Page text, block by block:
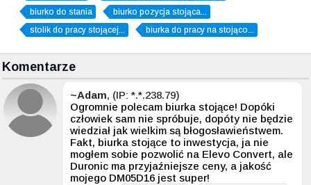
biurko do stania
biurko pozycja stojąca...
stolik do pracy stojącej...
biurka do pracy na stojąco...
Komentarze
~Adam, (IP: *.*.238.79)
Ogromnie polecam biurka stojące! Dopóki
człowiek sam nie spróbuje, dopóty nie będzie
wiedział jak wielkim są błogosławieństwem.
Fakt, biurka stojące to inwestycja, ja nie
mogłem sobie pozwolić na Elevo Convert, ale
Duronic ma przyjaźniejsze ceny, a jakość
mojego DM05D16 jest super!